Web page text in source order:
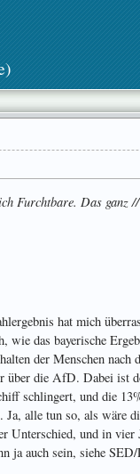
Furchtbare. Das ganz
hat mich
wie das bayerische
der Menschen
über die AfD. Dabei ist
schlingert, und die
Ja, alle tun so, als wäre
Unterschied, und in vier
ja auch sein, siehe